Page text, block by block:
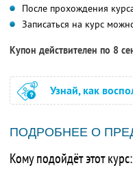
После прохождения
Записаться на курс
Купон действителен по 8
Узнай, как
ПОДРОБНЕЕ О
Кому подойдёт этот курс: